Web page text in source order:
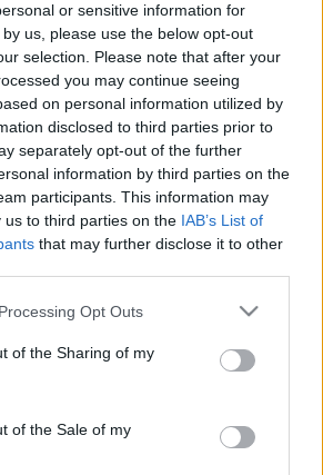
or sensitive information for
us, please use the below opt-out
selection. Please note that after your
you may continue seeing
on personal information utilized by
disclosed to third parties prior to
separately opt-out of the further
information by third parties on the
participants. This information may
us to third parties on the IAB’s List of
that may further disclose it to other
website/app uses one or more Google
or usage behaviour. You may click to
to Google and its third-party tags to
specified purposes in below Google
Opt Outs
of the Sharing of my
of the Sale of my
vastag keretes
28.
a "geek chic" részeként
Már jó néhány éve, hogy
keretes szemüveg a divatba. Hogy
miért, azt nehéz lenne
nem is vállalkozunk most.
ki a legjobban a
13